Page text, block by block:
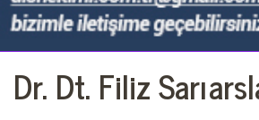
Dr. Dt. Filiz